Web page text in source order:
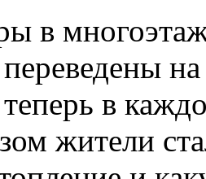
в
в
жители